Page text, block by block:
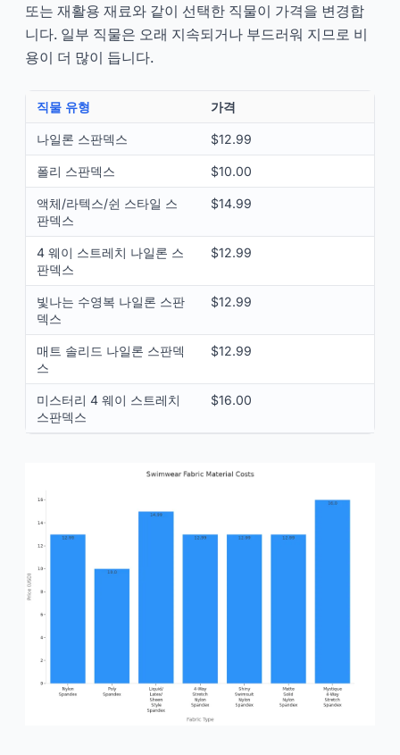
또는 재활용 재료와 같이 선택한 직물이 가격을 변경합
니다. 일부 직물은 오래 지속되거나 부드러워 지므로 비
용이 더 많이 듭니다.
직물 유형 가격
나일론 스판덱스 $12.99
폴리 스판덱스 $10.00
액체/라텍스/쉰 스타일 스
판덱스
$14.99
4 웨이 스트레치 나일론 스
판덱스
$12.99
빛나는 수영복 나일론 스판
덱스
$12.99
매트 솔리드 나일론 스판덱
스
$12.99
미스터리 4 웨이 스트레치
스판덱스
$16.00